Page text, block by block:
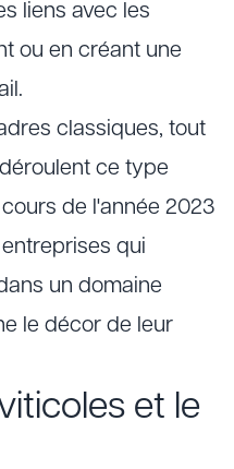
liens avec les
ou en créant une
classiques, tout
ce type
de l'année 2023
qui
un domaine
le décor de leur
et le